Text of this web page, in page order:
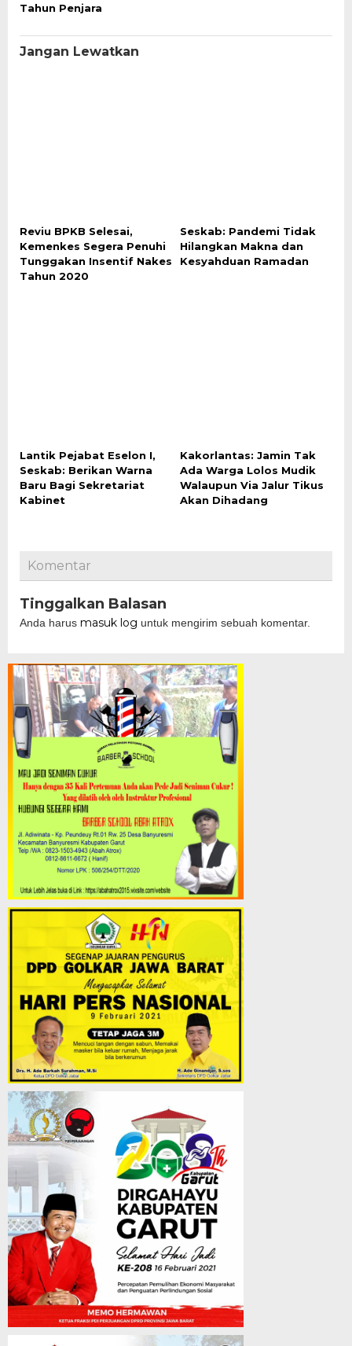
Tahun Penjara
Jangan Lewatkan
Reviu BPKB Selesai,
Kemenkes Segera Penuhi
Tunggakan Insentif Nakes
Tahun 2020
Seskab: Pandemi Tidak
Hilangkan Makna dan
Kesyahduan Ramadan
Lantik Pejabat Eselon I,
Seskab: Berikan Warna
Baru Bagi Sekretariat
Kabinet
Kakorlantas: Jamin Tak
Ada Warga Lolos Mudik
Walaupun Via Jalur Tikus
Akan Dihadang
Komentar
Tinggalkan Balasan
Anda harus masuk log untuk mengirim sebuah komentar.